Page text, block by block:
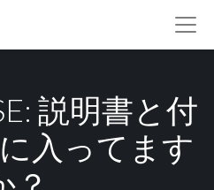
説明書と付
入ってます